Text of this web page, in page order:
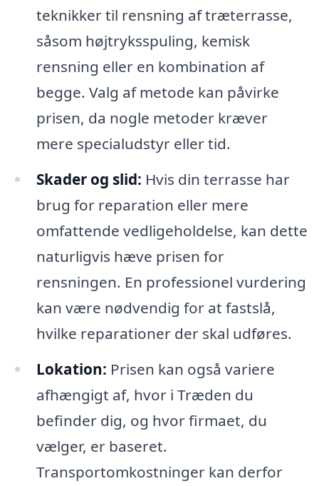
teknikker til rensning af træterrasse,
såsom højtryksspuling, kemisk
rensning eller en kombination af
begge. Valg af metode kan påvirke
prisen, da nogle metoder kræver
mere specialudstyr eller tid.
Skader og slid: Hvis din terrasse har
brug for reparation eller mere
omfattende vedligeholdelse, kan dette
naturligvis hæve prisen for
rensningen. En professionel vurdering
kan være nødvendig for at fastslå,
hvilke reparationer der skal udføres.
Lokation: Prisen kan også variere
afhængigt af, hvor i Træden du
befinder dig, og hvor firmaet, du
vælger, er baseret.
Transportomkostninger kan derfor